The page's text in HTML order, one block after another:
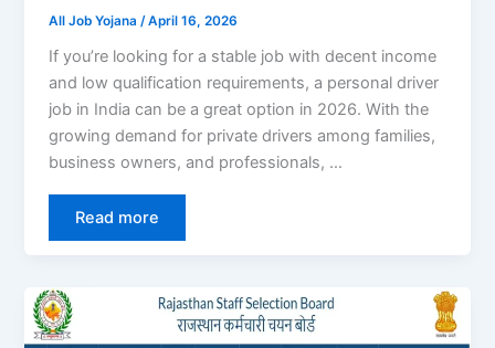
All Job Yojana /April 16, 2026
If you’re looking for a stable job with decent income
and low qualification requirements, a personal driver
job in India can be a great option in 2026. With the
growing demand for private drivers among families,
business owners, and professionals, …
Read more